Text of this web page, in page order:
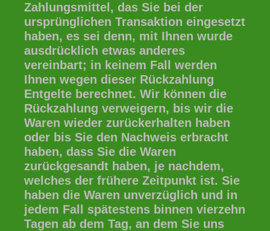
Zahlungsmittel, das Sie bei der
ursprünglichen Transaktion eingesetzt
haben, es sei denn, mit Ihnen wurde
ausdrücklich etwas anderes
vereinbart; in keinem Fall werden
Ihnen wegen dieser Rückzahlung
Entgelte berechnet. Wir können die
Rückzahlung verweigern, bis wir die
Waren wieder zurückerhalten haben
oder bis Sie den Nachweis erbracht
haben, dass Sie die Waren
zurückgesandt haben, je nachdem,
welches der frühere Zeitpunkt ist. Sie
haben die Waren unverzüglich und in
jedem Fall spätestens binnen vierzehn
Tagen ab dem Tag, an dem Sie uns